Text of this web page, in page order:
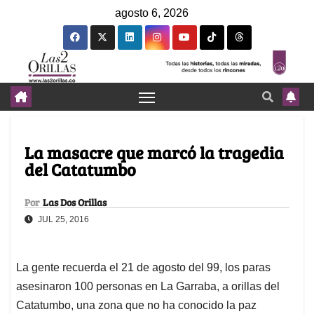
agosto 6, 2026
La masacre que marcó la tragedia
del Catatumbo
Por Las Dos Orillas
JUL 25, 2016
La gente recuerda el 21 de agosto del 99, los paras
asesinaron 100 personas en La Garraba, a orillas del
Catatumbo, una zona que no ha conocido la paz